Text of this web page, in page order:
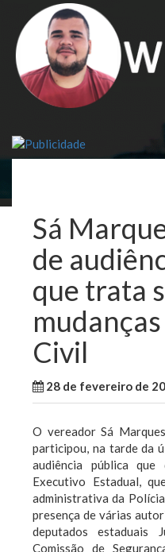
content
Sá
de
que trata
Civil
28 de fevereiro de
O vereador Sá
participou, na tarde da
audiência pública
Executivo Estadual,
administrativa da
presença de várias
deputados estaduais
Comissão de